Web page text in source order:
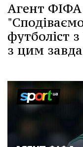
Агент ФІФА
футболіст
з цим